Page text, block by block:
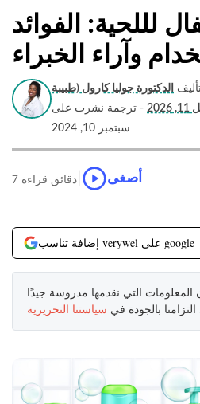
لللحية: الفوائد
وآراء الخبراء
الدكتورة جوليا كارول (طبيبة
- ترجمة نشرت على
سبتمبر 10, 2024
7 دقائق قراءة أصغى
إضافة تناسب verywel على google
المعلومات التي نقدمها مدروسة جيدًا
بالجودة في سياستنا التحريرية